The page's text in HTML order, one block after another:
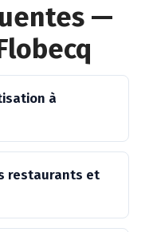
—
à
restaurants et